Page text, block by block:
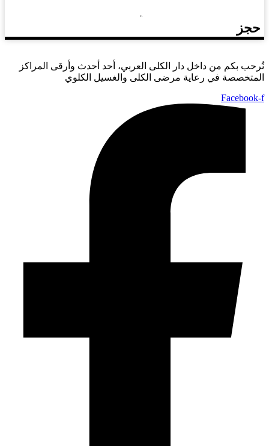
حجز
نُرحب بكم من داخل دار الكلى العربي، أحد أحدث وأرقى المراكز
المتخصصة في رعاية مرضى الكلى والغسيل الكلوي
Facebook-f